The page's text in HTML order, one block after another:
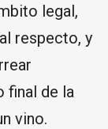
legal,
respecto, y
final de la
vino.